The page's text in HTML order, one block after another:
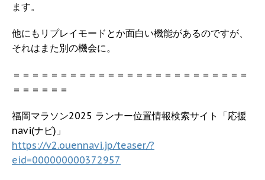
ます。
他にもリプレイモードとか面白い機能があるのですが、
それはまた別の機会に。
＝＝＝＝＝＝＝＝＝＝＝＝＝＝＝＝＝＝＝＝＝＝＝＝＝
＝＝＝＝＝＝
福岡マラソン2025 ランナー位置情報検索サイト「応援
navi(ナビ)」
https://v2.ouennavi.jp/teaser/?
eid=000000000372957